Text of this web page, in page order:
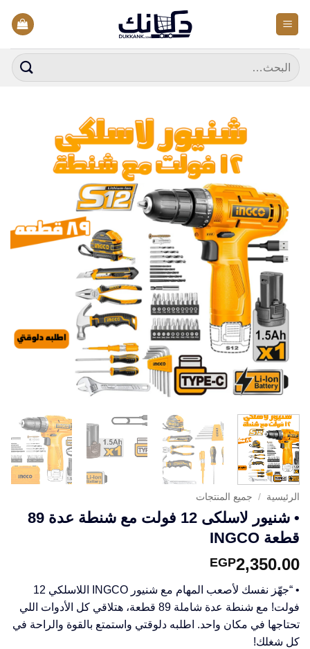
للمحتوى
البحث
عن:
الرئيسية / جميع المنتجات
• شنيور لاسلكى 12 فولت مع شنطة عدة 89
قطعة INGCO
EGP2,350.00
• “جهّز نفسك لأصعب المهام مع شنيور INGCO اللاسلكي 12
فولت! مع شنطة عدة شاملة 89 قطعة، هتلاقي كل الأدوات اللي
تحتاجها في مكان واحد. اطلبه دلوقتي واستمتع بالقوة والراحة في
كل شغلك!